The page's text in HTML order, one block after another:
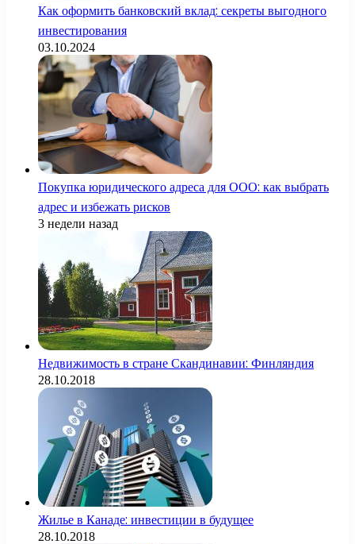
Как оформить банковский вклад: секреты выгодного
инвестирования
03.10.2024
Покупка юридического адреса для ООО: как выбрать
адрес и избежать рисков
3 недели назад
Недвижимость в стране Скандинавии: Финляндия
28.10.2018
Жилье в Канаде: инвестиции в будущее
28.10.2018